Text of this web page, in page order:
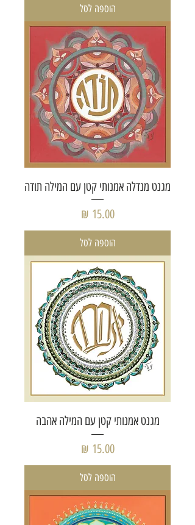
הוספה לסל
מגנט מנדלה אמנותי קטן עם המילה תודה
מחיר‏15.00 ‏₪
הוספה לסל
מגנט אמנותי קטן עם המילה אהבה
מחיר‏15.00 ‏₪
הוספה לסל